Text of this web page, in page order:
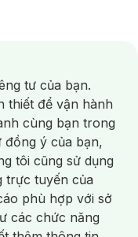
Hơi /Nước Rửa Tay/
Chải Điện/
/ Nước Súc Miệng/
Sinh/Dưỡng Vùng Kín/
/Bọt Cạo Râu /Dao Cạo Râu/
Hóa/ Da Mụn/
Tàn Nhang
Mặt Máy Chăm Sóc Da
tư của bạn.
thiết để vận hành
cùng bạn trong
đồng ý của bạn,
tôi cũng sử dụng
trực tuyến của
phù hợp với sở
các chức năng